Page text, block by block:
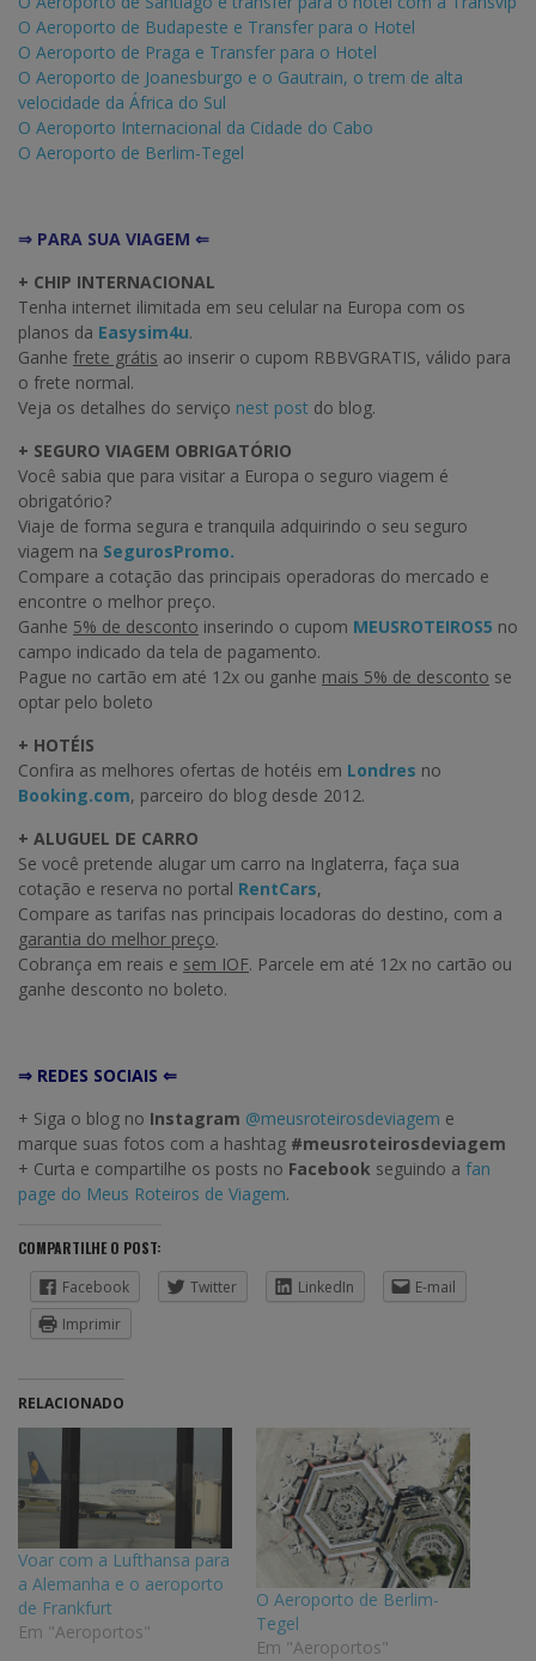
O Aeroporto de Budapeste e Transfer para o Hotel
O Aeroporto de Praga e Transfer para o Hotel
O Aeroporto de Joanesburgo e o Gautrain, o trem de alta
velocidade da África do Sul
O Aeroporto Internacional da Cidade do Cabo
O Aeroporto de Berlim-Tegel
⇒ PARA SUA VIAGEM ⇐
+ CHIP INTERNACIONAL
Tenha internet ilimitada em seu celular na Europa com os
planos da Easysim4u.
Ganhe frete grátis ao inserir o cupom RBBVGRATIS, válido para
o frete normal.
Veja os detalhes do serviço nest post do blog.
+ SEGURO VIAGEM OBRIGATÓRIO
Você sabia que para visitar a Europa o seguro viagem é
obrigatório?
Viaje de forma segura e tranquila adquirindo o seu seguro
viagem na SegurosPromo.
Compare a cotação das principais operadoras do mercado e
encontre o melhor preço.
Ganhe 5% de desconto inserindo o cupom MEUSROTEIROS5 no
campo indicado da tela de pagamento.
Pague no cartão em até 12x ou ganhe mais 5% de desconto se
optar pelo boleto
+ HOTÉIS
Confira as melhores ofertas de hotéis em Londres no
Booking.com, parceiro do blog desde 2012.
+ ALUGUEL DE CARRO
Se você pretende alugar um carro na Inglaterra, faça sua
cotação e reserva no portal RentCars,
Compare as tarifas nas principais locadoras do destino, com a
garantia do melhor preço.
Cobrança em reais e sem IOF. Parcele em até 12x no cartão ou
ganhe desconto no boleto.
⇒ REDES SOCIAIS ⇐
+ Siga o blog no Instagram @meusroteirosdeviagem e
marque suas fotos com a hashtag #meusroteirosdeviagem
+ Curta e compartilhe os posts no Facebook seguindo a fan
page do Meus Roteiros de Viagem.
COMPARTILHE O POST:
Facebook
Twitter LinkedIn
E-mail
Imprimir
RELACIONADO
Voar com a Lufthansa para
a Alemanha e o aeroporto
de Frankfurt
Em "Aeroportos"
O Aeroporto de Berlim-
Tegel
Em "Aeroportos"